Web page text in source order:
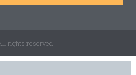
rights reserved